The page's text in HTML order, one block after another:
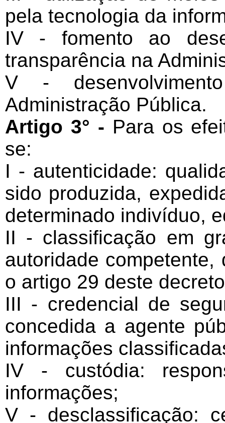
pela tecnologia da
IV - fomento ao
transparência na
V -
Administração Pública.
Artigo 3° - Para os
se:
I - autenticidade:
sido produzida,
determinado indivíduo,
II - classificação em
autoridade
o artigo 29 deste
III - credencial de
concedida a agente
informações
IV - custódia:
informações;
V - desclassificação: